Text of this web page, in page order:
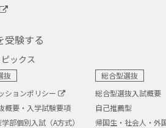
受験する
ックス
抜
ションポリシー
概要・入学試験要項
部個別入試（A方式）
総合型選抜
総合型選抜入試概要
自己推薦型
帰国生・社会人・外